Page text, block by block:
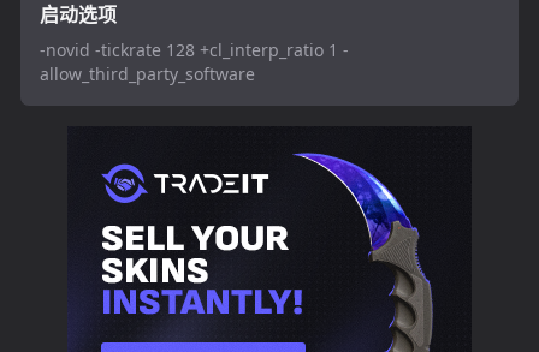
启动选项
-novid -tickrate 128 +cl_interp_ratio 1 -
allow_third_party_software